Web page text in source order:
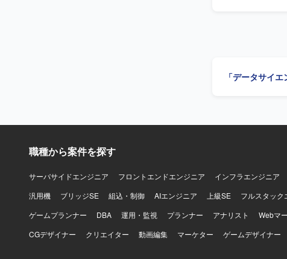
がら作業を進
実践的なデー
「データサイ
職種から案件を探す
サーバサイドエンジニア フロントエンドエンジニア インフラエンジニア
汎用機
ブリッジSE 組込・制御 AIエンジニア 上級SE フルスタック
ゲームプランナー
DBA 運用・監視 プランナー アナリスト Webマ
CGデザイナー
クリエイター 動画編集 マーケター ゲームデザイナー